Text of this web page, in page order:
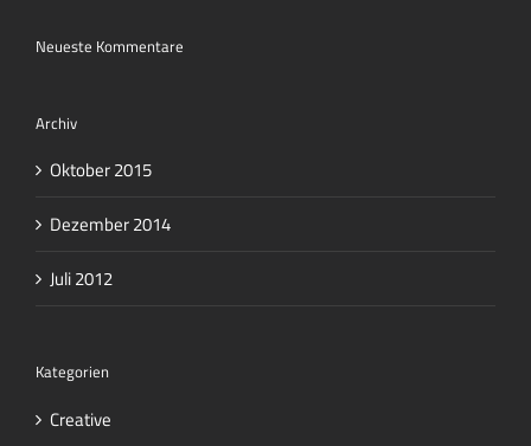
Neueste Kommentare
Archiv
Oktober 2015
Dezember 2014
Juli 2012
Kategorien
Creative